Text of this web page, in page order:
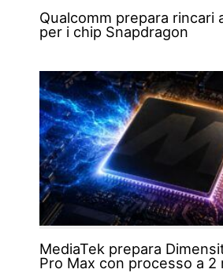
Qualcomm prepara rincari
per i chip Snapdragon
MediaTek prepara
Pro Max con processo a 2